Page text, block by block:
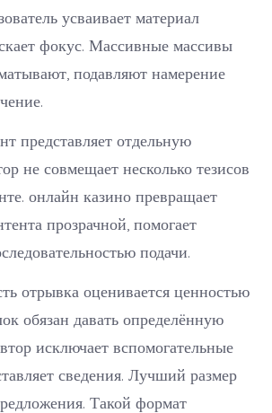
усваивает материал
фокус. Массивные массивы
подавляют намерение
представляет отдельную
не совмещает несколько тезисов
онлайн казино превращает
прозрачной, помогает
подачи.
отрывка оценивается ценностью
обязан давать определённую
исключает вспомогательные
сведения. Лучший размер
Такой формат